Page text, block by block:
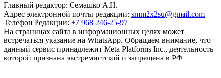
Главный редактор: Семашко А.Н.
Адрес электронной почты редакции: smm2x2su@gmail.com
Телефон Редакции: +7 968 246-25-97
На страницах сайта в информационных целях может
встречаться указание на WhatsApp. Обращаем внимание, что
данный сервис принадлежит Meta Platforms Inc., деятельность
которой признана экстремистской и запрещена в РФ